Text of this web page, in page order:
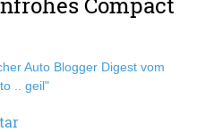
Auto Blogger Digest vom
.. geil"